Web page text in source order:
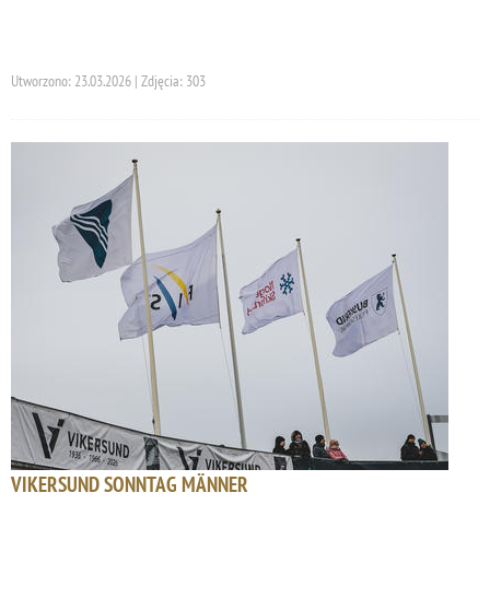
Utworzono: 23.03.2026 | Zdjęcia: 303
VIKERSUND SONNTAG MÄNNER